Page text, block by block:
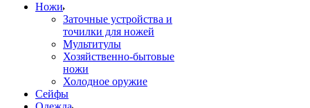
Ножи
Заточные устройства и
точилки для ножей
Мультитулы
Хозяйственно-бытовые
ножи
Холодное оружие
Сейфы